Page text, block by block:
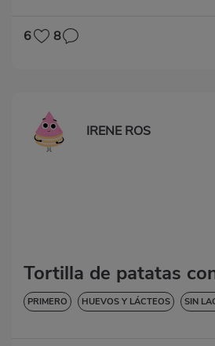
6 8
IRENE ROS
Tortilla de patatas
PRIMERO HUEVOS Y LÁCTEOS SIN